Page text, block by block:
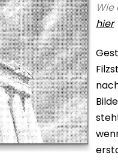
Wie
hier